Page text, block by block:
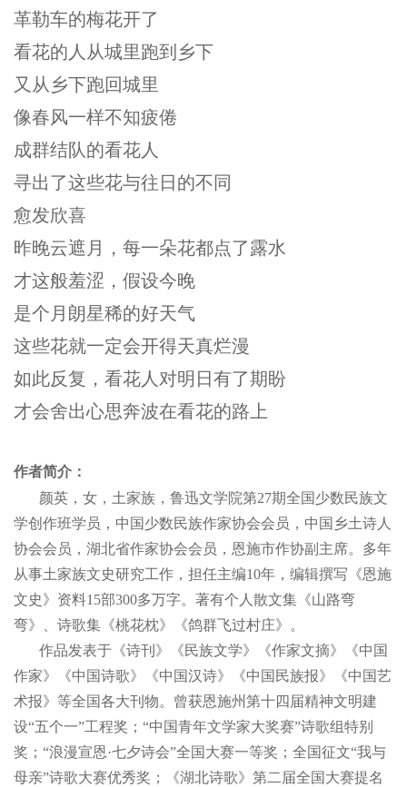
革勒车的梅花开了
看花的人从城里跑到乡下
又从乡下跑回城里
像春风一样不知疲倦
成群结队的看花人
寻出了这些花与往日的不同
愈发欣喜
昨晚云遮月，每一朵花都点了露水
才这般羞涩，假设今晚
是个月朗星稀的好天气
这些花就一定会开得天真烂漫
如此反复，看花人对明日有了期盼
才会舍出心思奔波在看花的路上
作者简介：
颜英，女，土家族，鲁迅文学院第27期全国少数民族文
学创作班学员，中国少数民族作家协会会员，中国乡土诗人
协会会员，湖北省作家协会会员，恩施市作协副主席。多年
从事土家族文史研究工作，担任主编10年，编辑撰写《恩施
文史》资料15部300多万字。著有个人散文集《山路弯
弯》、诗歌集《桃花枕》《鸽群飞过村庄》。
作品发表于《诗刊》《民族文学》《作家文摘》《中国
作家》《中国诗歌》《中国汉诗》《中国民族报》《中国艺
术报》等全国各大刊物。曾获恩施州第十四届精神文明建
设“五个一”工程奖；“中国青年文学家大奖赛”诗歌组特别
奖；“浪漫宣恩·七夕诗会”全国大赛一等奖；全国征文“我与
母亲”诗歌大赛优秀奖；《湖北诗歌》第二届全国大赛提名